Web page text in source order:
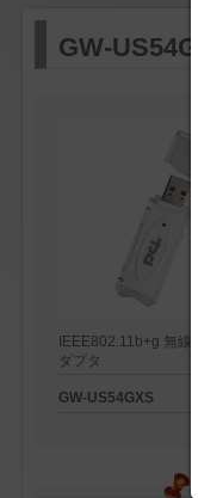
GW-
IEEE802.11b+g 無線
ダプタ
GW-US54GXS